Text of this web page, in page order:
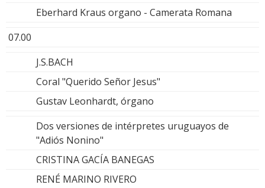
Eberhard Kraus organo - Camerata Romana
07.00
J.S.BACH
Coral "Querido Señor Jesus"
Gustav Leonhardt, órgano
Dos versiones de intérpretes uruguayos de
"Adiós Nonino"
CRISTINA GACÍA BANEGAS
RENÉ MARINO RIVERO